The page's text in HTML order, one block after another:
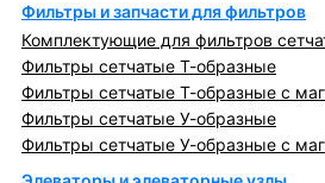
Фильтры и запчасти для фильтров
Комплектующие для фильтров
Фильтры сетчатые Т-образные
Фильтры сетчатые Т-образные с
Фильтры сетчатые У-образные
Фильтры сетчатые У-образные с